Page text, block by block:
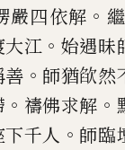
嚴四依解 。
大江 。 始遇昧
善 。 師猶欿然
。 禱佛求解 。
下千人 。 師臨